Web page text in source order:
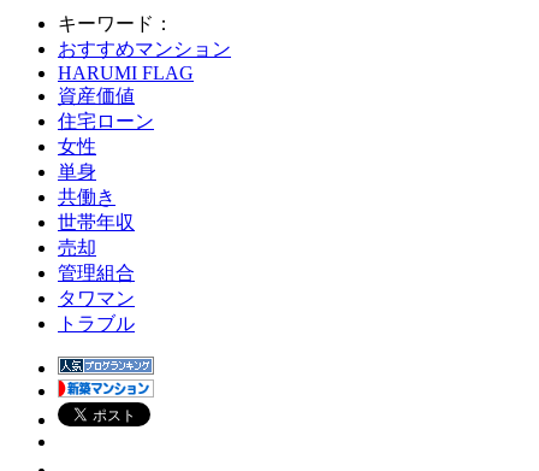
キーワード：
おすすめマンション
HARUMI FLAG
資産価値
住宅ローン
女性
単身
共働き
世帯年収
売却
管理組合
タワマン
トラブル